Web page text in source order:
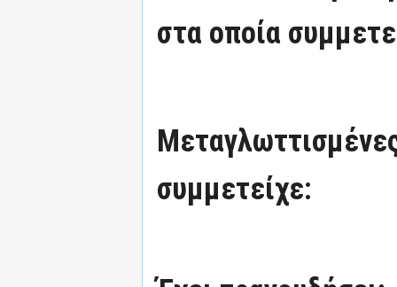
στα οποία
συμμετείχε: